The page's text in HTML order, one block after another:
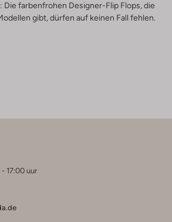
Die farbenfrohen Designer-Flip Flops, die
gibt, dürfen auf keinen Fall fehlen.
17:00 uur